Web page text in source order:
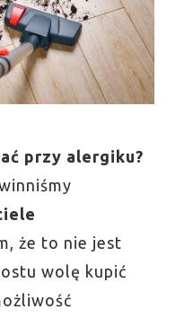
przy alergiku?
że to nie jest
wolę kupić